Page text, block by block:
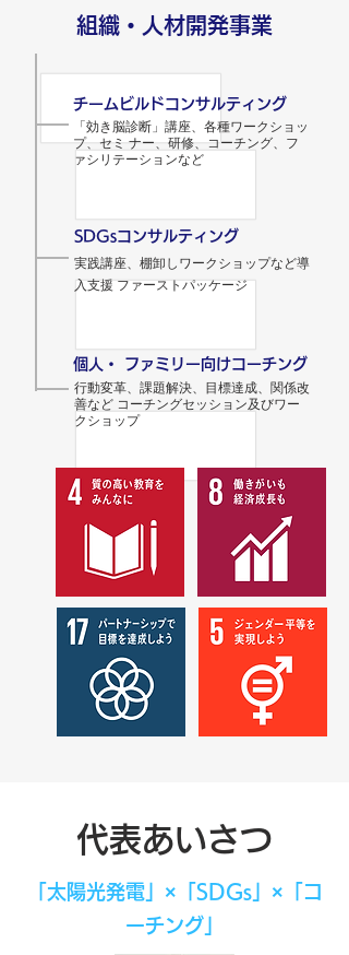
組織・人材開発事業
SDGsコンサルティング
実践講座、棚卸しワークショップなど導
入支援 ファーストパッケージ
チームビルドコンサルティング
「効き脳診断」講座、各種ワークショッ
プ、セミ ナー、研修、コーチング、フ
ァシリテーションなど
個人・ ファミリー向けコーチング
行動変革、課題解決、目標達成、関係改
善など コーチングセッション及びワー
クショップ
代表あいさつ
「太陽光発電」×「SDGs」×「コ
ーチング」